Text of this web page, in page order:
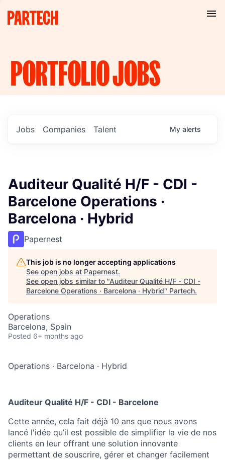
PORTFOLIOJOBS
Jobs Companies Talent My alerts
Auditeur Qualité H/F - CDI -
Barcelone Operations ·
Barcelona · Hybrid
Papernest
This job is no longer accepting applications
See open jobs at Papernest.
See open jobs similar to "Auditeur Qualité H/F - CDI -
Barcelone Operations · Barcelona · Hybrid" Partech.
Operations
Barcelona, Spain
Posted 6+ months ago
Operations · Barcelona · Hybrid
Auditeur Qualité H/F - CDI - Barcelone
Cette année, cela fait déjà 10 ans que nous avons
lancé l'idée qu’il est possible de simplifier la vie de nos
clients en leur offrant une solution innovante
permettant de souscrire, gérer et changer facilement